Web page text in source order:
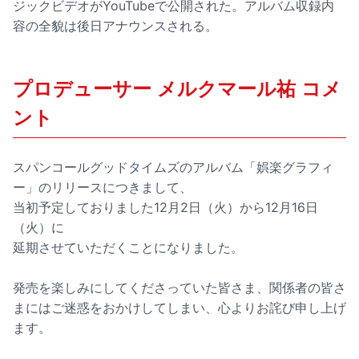
ジックビデオがYouTubeで公開された。アルバム収録内
容の全貌は後日アナウンスされる。
プロデューサー メルクマール祐 コメ
ント
スパンコールグッドタイムズのアルバム「娯楽グラフィ
ー」のリリースにつきまして、
当初予定しておりました12月2日（火）から12月16日
（火）に
延期させていただくことになりました。
発売を楽しみにしてくださっていた皆さま、関係者の皆さ
まにはご迷惑をおかけしてしまい、心よりお詫び申し上げ
ます。